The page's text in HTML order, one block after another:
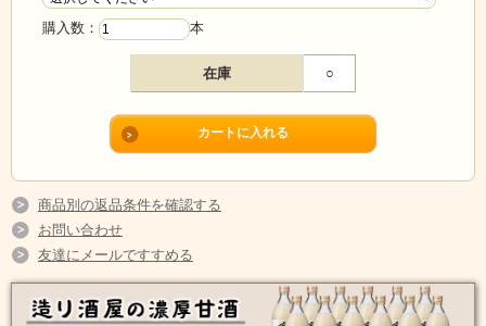
飛騨の名物「造り酒屋の甘酒」の、原材料「米・米麹」は国産のものを
使用しています。アルコール度０％！砂糖・糖類・食塩・保存料は一切
使用していないのでさらに安心です。
「水」もお酒造りの「仕込み水」として使用する、軟水で柔らかな口当
たりの、飛騨の清冽な地下水（軟水）を使用しています。温めても、冷
やしても、とても美味しく頂ける甘酒です。お好みの甘さにしてお召し
購入数： 本
在庫 ○
商品別の返品条件を確認する
お問い合わせ
友達にメールですすめる